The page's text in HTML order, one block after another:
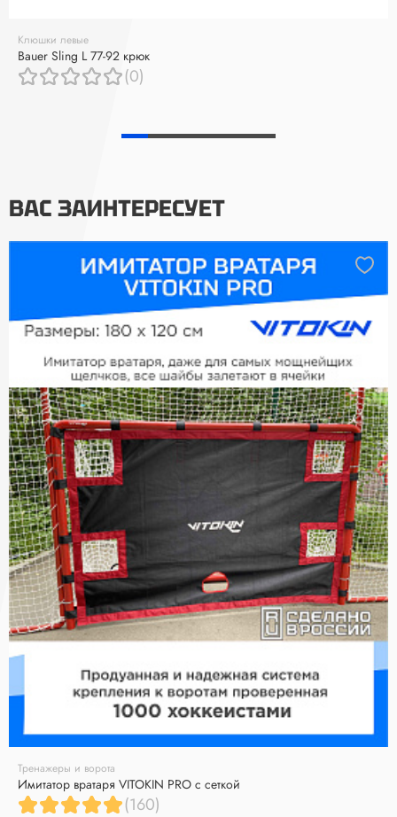
Клюшки левые
Bauer Sling L 77-92 крюк
(0)
ВАС ЗАИНТЕРЕСУЕТ
Тренажеры и ворота
Имитатор вратаря VITOKIN PRO с сеткой
(160)